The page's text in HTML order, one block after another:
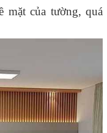
mặt của tường, quá